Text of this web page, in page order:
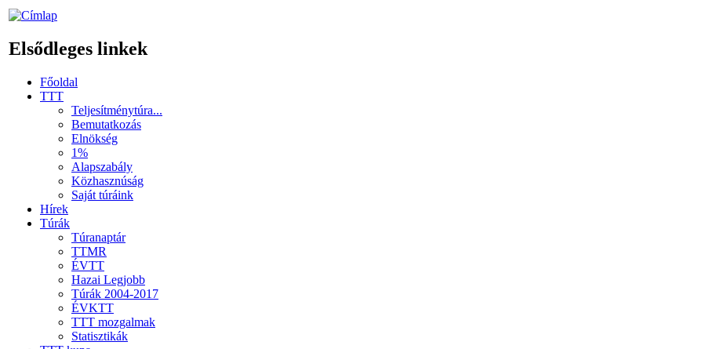
Elsődleges linkek
Főoldal
TTT
Teljesítménytúra...
Bemutatkozás
Elnökség
1%
Alapszabály
Közhasznúság
Saját túráink
Hírek
Túrák
Túranaptár
TTMR
ÉVTT
Hazai Legjobb
Túrák 2004-2017
ÉVKTT
TTT mozgalmak
Statisztikák